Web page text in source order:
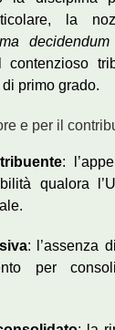
la
decidendum
primo grado.
e per il
:
qualora
: l’assenza
per